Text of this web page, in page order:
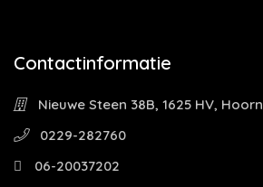
Contactinformatie
Nieuwe Steen 38B, 1625 HV, Hoorn
0229-282760
06-20037202